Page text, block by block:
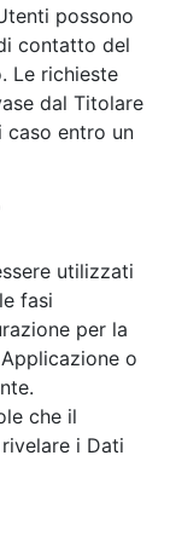
possono
contatto del
Le richieste
dal Titolare
caso entro un
utilizzati
fasi
per la
o
che il
i Dati